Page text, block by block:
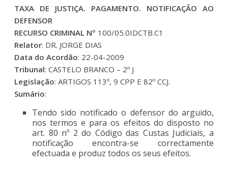
TAXA DE JUSTIÇA. PAGAMENTO. NOTIFICAÇÃO AO
DEFENSOR
RECURSO CRIMINAL Nº 100/05.0IDCTB.C1
Relator: DR. JORGE DIAS
Data do Acordão: 22-04-2009
Tribunal: CASTELO BRANCO – 2º J
Legislação: ARTIGOS 113º, 9 CPP E 82º CCJ.
Sumário:
Tendo sido notificado o defensor do arguido,
nos termos e para os efeitos do disposto no
art. 80 nº 2 do Código das Custas Judiciais, a
notificação encontra-se correctamente
efectuada e produz todos os seus efeitos.